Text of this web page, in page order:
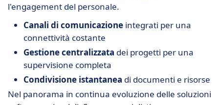
l'engagement del personale.
Canali di comunicazione integrati per una
connettività costante
Gestione centralizzata dei progetti per una
supervisione completa
Condivisione istantanea di documenti e risorse
Nel panorama in continua evoluzione delle soluzioni